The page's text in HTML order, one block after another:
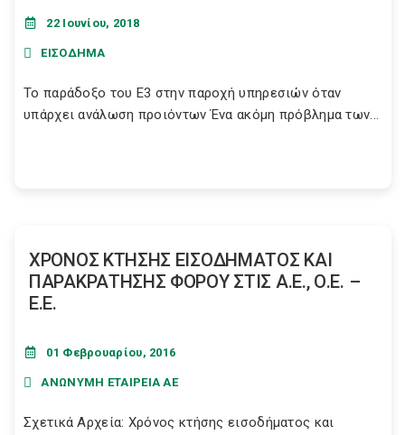
22 Ιουνίου, 2018
ΕΙΣΟΔΗΜΑ
Το παράδοξο του Ε3 στην παροχή υπηρεσιών όταν
υπάρχει ανάλωση προιόντων Ένα ακόμη πρόβλημα των...
ΧΡΟΝΟΣ ΚΤΗΣΗΣ ΕΙΣΟΔΗΜΑΤΟΣ ΚΑΙ
ΠΑΡΑΚΡΑΤΗΣΗΣ ΦΟΡΟΥ ΣΤΙΣ Α.Ε., Ο.Ε. –
Ε.Ε.
01 Φεβρουαρίου, 2016
ΑΝΩΝΥΜΗ ΕΤΑΙΡΕΙΑ ΑΕ
Σχετικά Αρχεία: Χρόνος κτήσης εισοδήματος και